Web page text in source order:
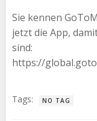
Sie kennen
jetzt die App,
sind:
https://
Tags: NO TAG